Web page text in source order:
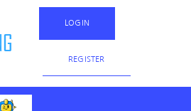
LOGIN
REGISTER